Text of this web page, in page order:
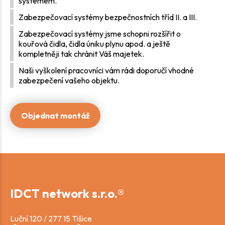
Zabezpečovací systémy bezpečnostních tříd II. a III.
Zabezpečovací systémy jsme schopni rozšířit o
kouřová čidla, čidla úniku plynu apod. a ještě
kompletněji tak chránit Váš majetek.
Naši vyškolení pracovníci vám rádi doporučí vhodné
zabezpečení vašeho objektu.
Objednat montáž
IDCT network s.r.o.®
Luční 120 / 277 15 Tišice